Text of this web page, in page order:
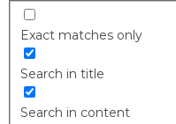
Exact matches only
Search in title
Search in content